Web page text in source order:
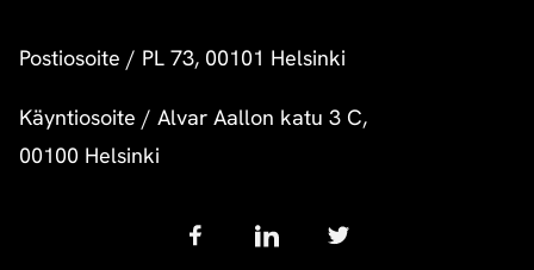
Postiosoite / PL 73, 00101 Helsinki
Käyntiosoite / Alvar Aallon katu 3 C,
00100 Helsinki